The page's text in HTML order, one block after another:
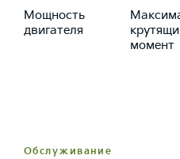
Мощность
двигателя
момент
Обслуживание